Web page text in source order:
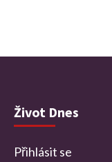
Život Dnes
Přihlásit se